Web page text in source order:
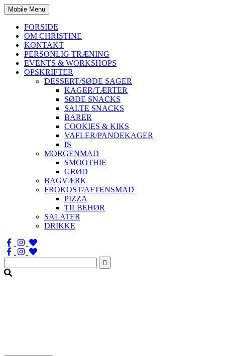
Mobile Menu
FORSIDE
OM CHRISTINE
KONTAKT
PERSONLIG TRÆNING
EVENTS & WORKSHOPS
OPSKRIFTER
DESSERT/SØDE SAGER
KAGER/TÆRTER
SØDE SNACKS
SALTE SNACKS
BARER
COOKIES & KIKS
VAFLER/PANDEKAGER
IS
MORGENMAD
SMOOTHIE
GRØD
BAGVÆRK
FROKOST/AFTENSMAD
PIZZA
TILBEHØR
SALATER
DRIKKE
Søg
efter: